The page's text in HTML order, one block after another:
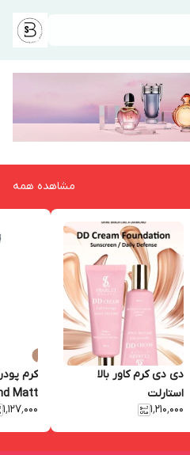
مشاهده همه
دی دی کرم کاور بالا
استارلت
۱٬۲۱۰٬۰۰۰
کرم
Matt
شماره M15
۱٬۱۲۷٬۰۰۰